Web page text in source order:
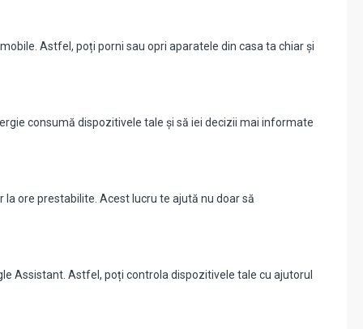
Astfel, poți porni sau opri aparatele din casa ta chiar și
consumă dispozitivele tale și să iei decizii mai informate
ore prestabilite. Acest lucru te ajută nu doar să
Assistant. Astfel, poți controla dispozitivele tale cu ajutorul